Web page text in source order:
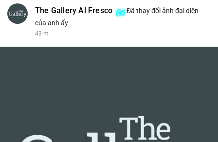
$btc $eth
The Gallery Al Fresco
Đã thay đổi ảnh đại diện
của anh ấy
43 m